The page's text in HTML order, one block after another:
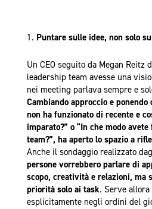
Puntare sulle idee, non solo
Un CEO seguito da Megan Reitz
leadership team avesse una
nei meeting parlava sempre e
Cambiando approccio e ponendo
non ha funzionato di recente e
imparato?” o “In che modo
team?”, ha aperto lo spazio a
Anche il sondaggio realizzato
persone vorrebbero parlare di
scopo, creatività e relazioni, ma
priorità solo ai task. Serve
esplicitamente negli ordini del